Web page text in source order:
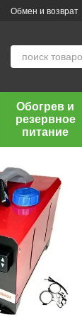
Обмен и возврат
Обогрев и
резервное
питание